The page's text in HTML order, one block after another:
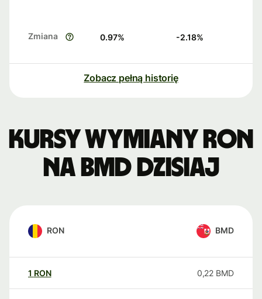
Zmiana 0.97% -2.18%
Zobacz pełną historię
Kursy wymiany RON
na BMD dzisiaj
RON BMD
1 RON 0,22 BMD